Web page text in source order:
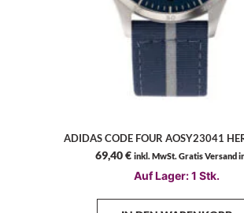
ADIDAS CODE FOUR AOSY23041
69,40€ inkl. MwSt. Gratis Versand
Auf Lager: 1 Stk.